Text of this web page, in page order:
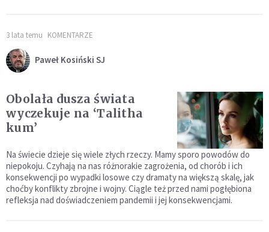
3 lata temu KOMENTARZE
Paweł Kosiński SJ
Obolała dusza świata
wyczekuje na ‘Talitha
kum’
Na świecie dzieje się wiele złych rzeczy. Mamy sporo powodów do
niepokoju. Czyhają na nas różnorakie zagrożenia, od chorób i ich
konsekwencji po wypadki losowe czy dramaty na większą skalę, jak
choćby konflikty zbrojne i wojny. Ciągle też przed nami pogłębiona
refleksja nad doświadczeniem pandemii i jej konsekwencjami.